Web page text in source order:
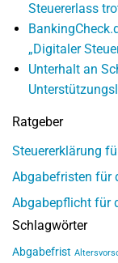
Steuererlass
„Digitaler
Unterhalt an
Ratgeber
Steuererklärung
Abgabefristen für
Abgabepflicht für
Schlagwörter
Abgabefrist